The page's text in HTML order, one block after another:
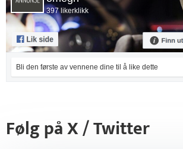
397 likerklikk
Bli den første av vennene dine til å like dette
Følg på X / Twitter